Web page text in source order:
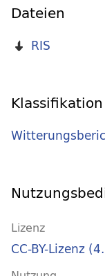
Dateien
RIS
Klassifikation
Lizenz
CC-BY-Lizenz